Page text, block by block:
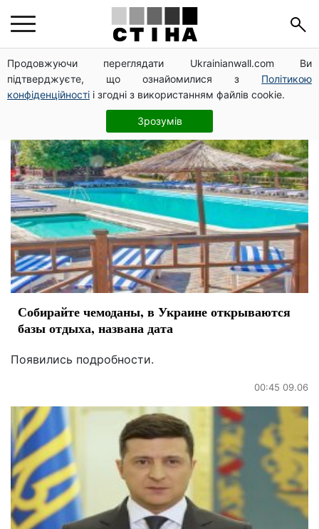
Продовжуючи переглядати Ukrainianwall.com Ви
підтверджуєте, що ознайомилися з Політикою
конфіденційності і згодні з використанням файлів cookie.
Зрозумів
адаптивный карантин
Собирайте чемоданы, в Украине открываются
базы отдыха, названа дата
Появились подробности.
00:45 09.06